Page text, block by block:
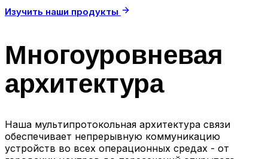
Изучить наши продукты
Многоуровневая
архитектура
Наша мультипротокольная архитектура связи
обеспечивает непрерывную коммуникацию
устройств во всех операционных средах - от